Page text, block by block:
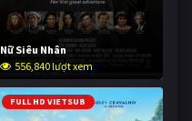
Nữ Siêu Nhân
556,840 lượt xem
FULL HD VIETSUB